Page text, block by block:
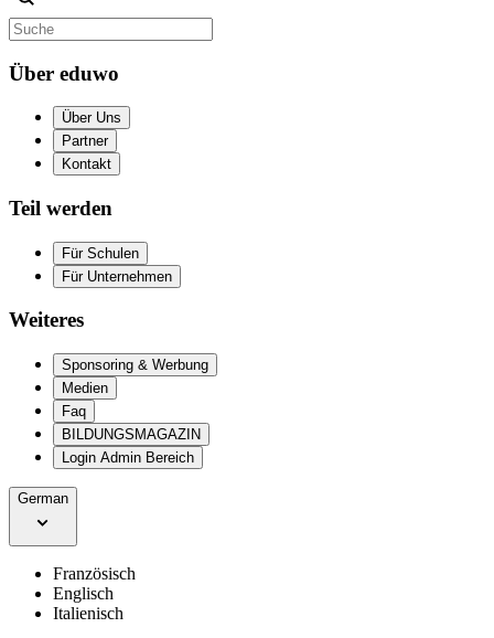
Über eduwo
Über Uns
Partner
Kontakt
Teil werden
Für Schulen
Für Unternehmen
Weiteres
Sponsoring & Werbung
Medien
Faq
BILDUNGSMAGAZIN
Login Admin Bereich
German
Französisch
Englisch
Italienisch